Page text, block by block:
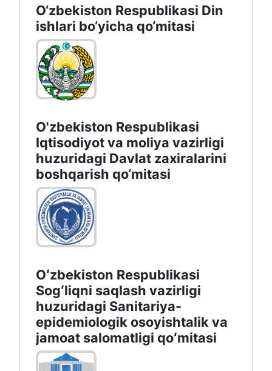
O‘zbekiston Respublikasi Oila
va xotin-qizlar qo‘mitasi
O‘zbekiston Respublikаsi Din
ishlаri bo‘yichа qo‘mitаsi
Iqtisodiyot va moliya vazirligi
huzuridаgi Dаvlаt zаxirаlаrini
boshqаrish qo‘mitаsi